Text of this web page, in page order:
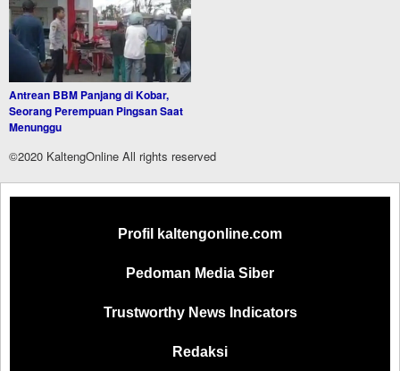
Antrean BBM Panjang di Kobar,
Seorang Perempuan Pingsan Saat
Menunggu
©2020 KaltengOnline All rights reserved
Profil kaltengonline.com
Pedoman Media Siber
Trustworthy News Indicators
Redaksi